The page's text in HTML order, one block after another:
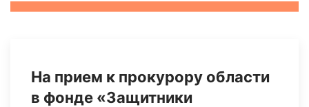
На прием к прокурору области
в фонде «Защитники